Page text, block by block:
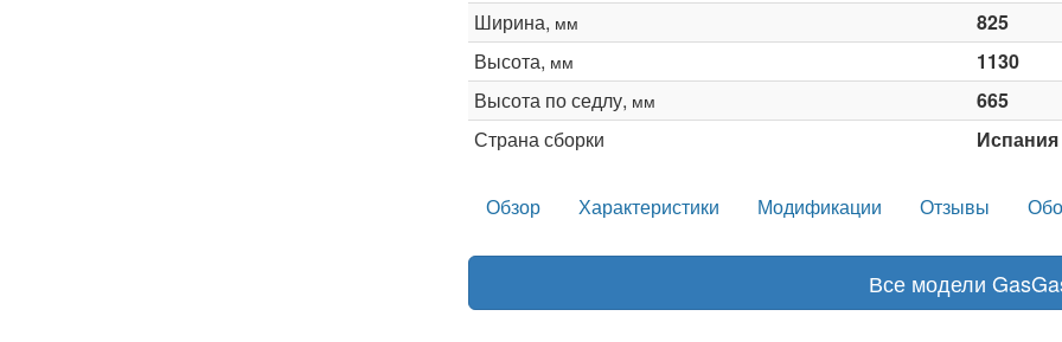
Ширина, мм
825
Высота, мм
1130
Высота по седлу, мм
665
Страна сборки
Испания
Обзор Характеристики Модификации Отзывы
Все модели